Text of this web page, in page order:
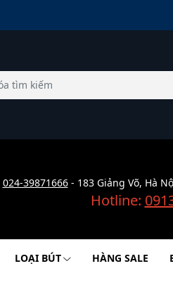
024-39871666- 183 Giảng Võ, Hà
Hotline:
LOẠI BÚT HÀNG SALE